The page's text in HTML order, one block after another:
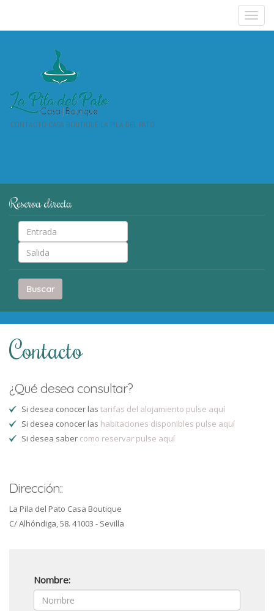
CONTACTO CASA BOUTIQUE LA PILA DEL PATO
Reservadirecta
Buscar
Contacto
¿Qué desea consultar?
Si desea conocer las tarifas del alojamiento pulse aquí
Si desea conocer las habitaciones disponibles pulse aquí
Si desea saber como reservar pulse aquí
Dirección::
La Pila del Pato Casa Boutique
C/ Alhóndiga, 58. 41003 - Sevilla
Nombre: